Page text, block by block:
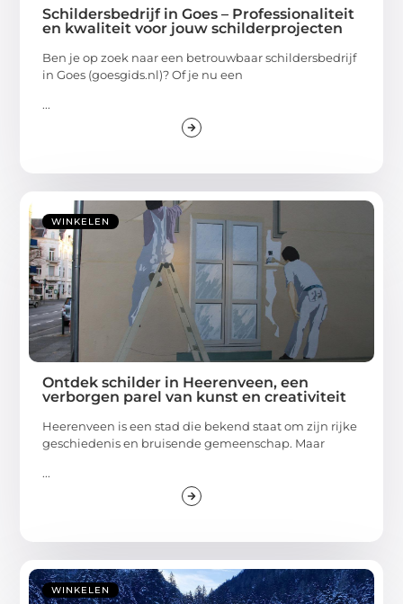
Schildersbedrijf in Goes – Professionaliteit
en kwaliteit voor jouw schilderprojecten
Ben je op zoek naar een betrouwbaar schildersbedrijf
in Goes (goesgids.nl)? Of je nu een
...
WINKELEN
Ontdek schilder in Heerenveen, een
verborgen parel van kunst en creativiteit
Heerenveen is een stad die bekend staat om zijn rijke
geschiedenis en bruisende gemeenschap. Maar
...
WINKELEN